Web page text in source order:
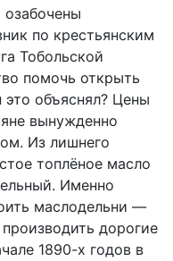
по крестьянским
Тобольской
помочь открыть
это объяснял? Цены
вынужденно
Из лишнего
топлёное масло
Именно
маслодельни —
производить дорогие
1890-х годов в